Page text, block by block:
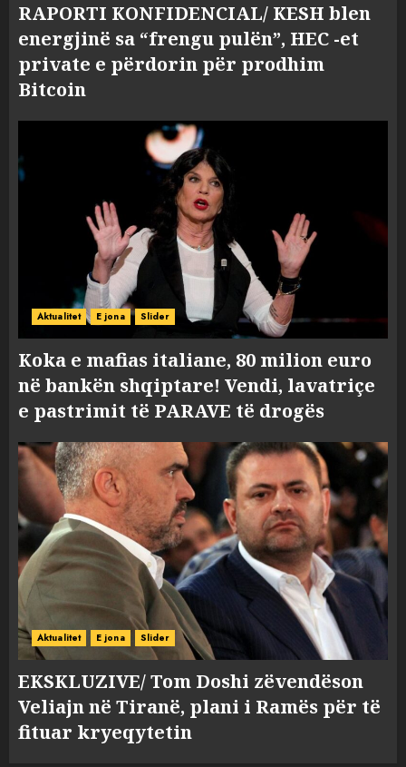
RAPORTI KONFIDENCIAL/ KESH blen
energjinë sa “frengu pulën”, HEC -et
private e përdorin për prodhim
Bitcoin
Aktualitet E jona Slider
Koka e mafias italiane, 80 milion euro
në bankën shqiptare! Vendi, lavatriçe
e pastrimit të PARAVE të drogës
Aktualitet E jona Slider
EKSKLUZIVE/ Tom Doshi zëvendëson
Veliajn në Tiranë, plani i Ramës për të
fituar kryeqytetin